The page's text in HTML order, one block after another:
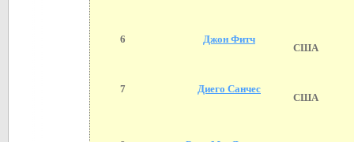
6 Джон Фитч
США
7 Диего Санчес
США